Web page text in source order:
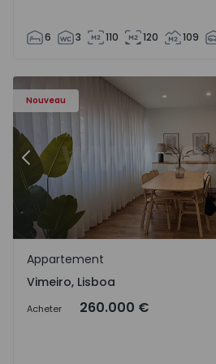
6 3 110 120 109
Nouveau
Appartement T1 Lourinhã,
Précédent
Vimeiro, Lisboa
Appartement
Vimeiro, Lisboa
Acheter 260.000 €